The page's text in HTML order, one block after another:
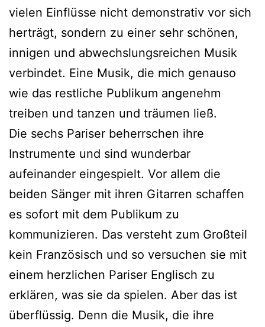
vielen Einflüsse nicht demonstrativ vor sich
herträgt, sondern zu einer sehr schönen,
innigen und abwechslungsreichen Musik
verbindet. Eine Musik, die mich genauso
wie das restliche Publikum angenehm
treiben und tanzen und träumen ließ.
Die sechs Pariser beherrschen ihre
Instrumente und sind wunderbar
aufeinander eingespielt. Vor allem die
beiden Sänger mit ihren Gitarren schaffen
es sofort mit dem Publikum zu
kommunizieren. Das versteht zum Großteil
kein Französisch und so versuchen sie mit
einem herzlichen Pariser Englisch zu
erklären, was sie da spielen. Aber das ist
überflüssig. Denn die Musik, die ihre